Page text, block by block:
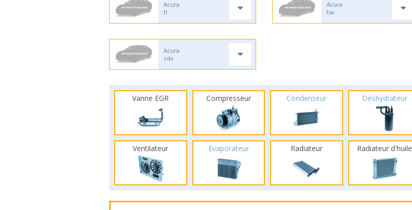
Acura
tl
Acura
tsx
Acura
zdx
Vanne EGR Compresseur Condenseur Déshydrateur
Ventilateur Evaporateur Radiateur Radiateur d'huile